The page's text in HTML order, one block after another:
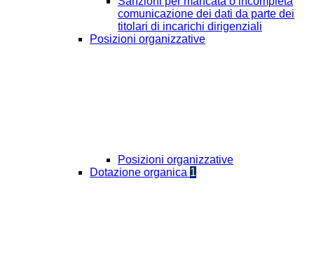
comunicazione dei dati da parte dei
titolari di incarichi dirigenziali
Posizioni organizzative
Posizioni organizzative
Dotazione organica 1